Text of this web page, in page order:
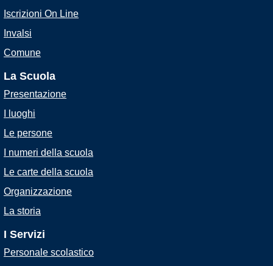
Iscrizioni On Line
Invalsi
Comune
La Scuola
Presentazione
I luoghi
Le persone
I numeri della scuola
Le carte della scuola
Organizzazione
La storia
I Servizi
Personale scolastico